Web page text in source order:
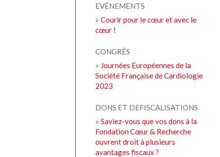
EVÉNEMENTS
»Courir pour le cœur et avec le
cœur !
CONGRÈS
» Journées Européennes de la
Société Française de Cardiologie
2023
DONS ET DEFISCALISATIONS
»Saviez-vous que vos dons à la
Fondation Cœur & Recherche
ouvrent droit à plusieurs
avantages fiscaux ?